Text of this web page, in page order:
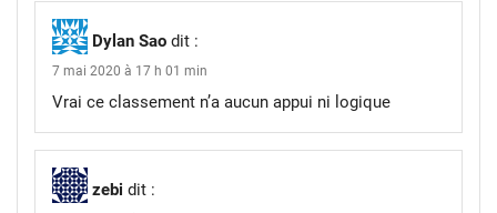
Dylan Sao dit :
7 mai 2020 à 17 h 01 min
Vrai ce classement n’a aucun appui ni logique
zebi dit :